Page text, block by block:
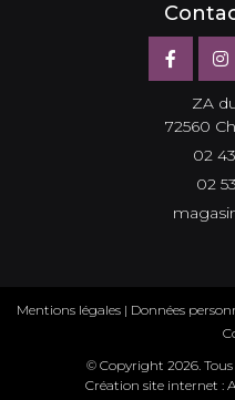
ZA
72560
02
02
Mentions légales | Données
© Copyright 2026.
Création site internet :